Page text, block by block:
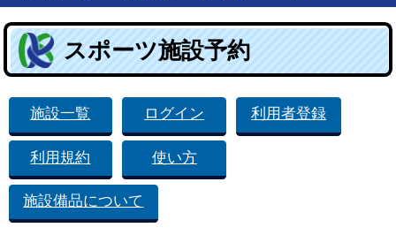
スポーツ施設予約
施設一覧 ログイン 利用者登録
利用規約 使い方
施設備品について